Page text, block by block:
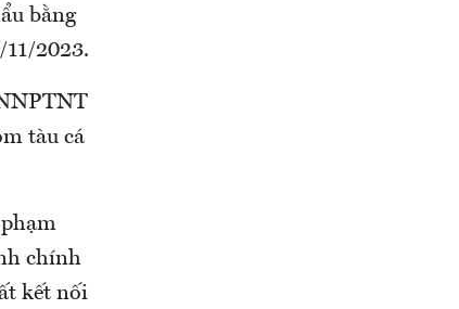
bằng
2023.
tàu cá
chính
kết nối